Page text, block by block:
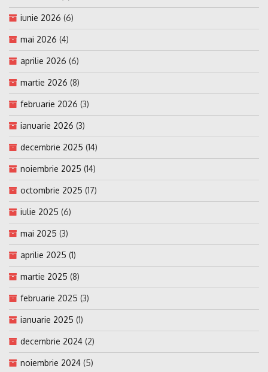
iunie 2026 (6)
mai 2026 (4)
aprilie 2026 (6)
martie 2026 (8)
februarie 2026 (3)
ianuarie 2026 (3)
decembrie 2025 (14)
noiembrie 2025 (14)
octombrie 2025 (17)
iulie 2025 (6)
mai 2025 (3)
aprilie 2025 (1)
martie 2025 (8)
februarie 2025 (3)
ianuarie 2025 (1)
decembrie 2024 (2)
noiembrie 2024 (5)